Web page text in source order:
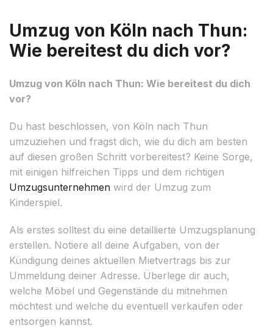
Umzug von Köln nach Thun:
Wie bereitest du dich vor?
Umzug von Köln nach Thun: Wie bereitest du dich
vor?
Du hast beschlossen, von Köln nach Thun
umzuziehen und fragst dich, wie du dich am besten
auf diesen großen Schritt vorbereitest? Keine Sorge,
mit einigen hilfreichen Tipps und dem richtigen
Umzugsunternehmen wird der Umzug zum
Kinderspiel.
Als erstes solltest du eine detaillierte Umzugsplanung
erstellen. Notiere all deine Aufgaben, von der
Kündigung deines aktuellen Mietvertrags bis zur
Ummeldung deiner Adresse. Überlege dir auch,
welche Möbel und Gegenstände du mitnehmen
möchtest und welche du eventuell verkaufen oder
entsorgen kannst.